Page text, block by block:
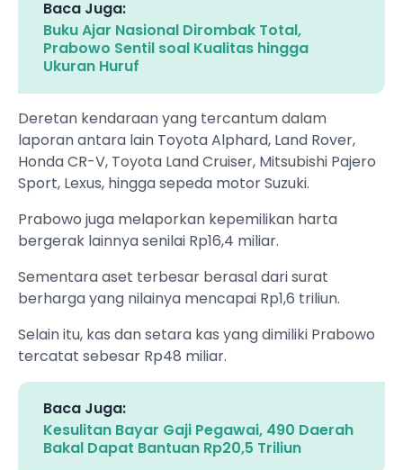
Baca Juga:
Buku Ajar Nasional Dirombak Total,
Prabowo Sentil soal Kualitas hingga
Ukuran Huruf
Deretan kendaraan yang tercantum dalam
laporan antara lain Toyota Alphard, Land Rover,
Honda CR-V, Toyota Land Cruiser, Mitsubishi Pajero
Sport, Lexus, hingga sepeda motor Suzuki.
Prabowo juga melaporkan kepemilikan harta
bergerak lainnya senilai Rp16,4 miliar.
Sementara aset terbesar berasal dari surat
berharga yang nilainya mencapai Rp1,6 triliun.
Selain itu, kas dan setara kas yang dimiliki Prabowo
tercatat sebesar Rp48 miliar.
Baca Juga:
Kesulitan Bayar Gaji Pegawai, 490 Daerah
Bakal Dapat Bantuan Rp20,5 Triliun